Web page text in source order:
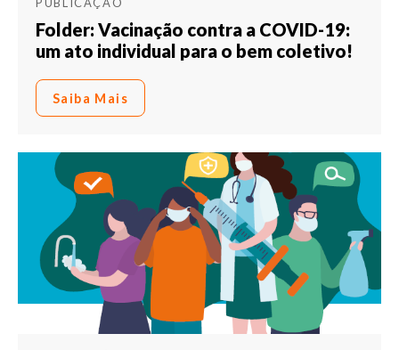
PUBLICAÇÃO
Folder: Vacinação contra a COVID-19:
um ato individual para o bem coletivo!
Saiba Mais